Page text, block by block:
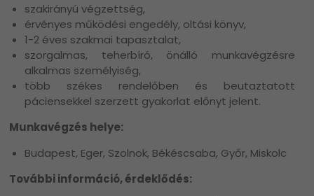
szakirányú végzettség,
érvényes működési engedély, oltási könyv,
1-2 éves szakmai tapasztalat,
szorgalmas, teherbíró, önálló munkavégzésre
alkalmas személyiség,
több székes rendelőben és beutaztatott
páciensekkel szerzett gyakorlat előnyt jelent.
Munkavégzés helye:
Budapest, Eger, Szolnok, Békéscsaba, Győr, Miskolc
További információ, érdeklődés: